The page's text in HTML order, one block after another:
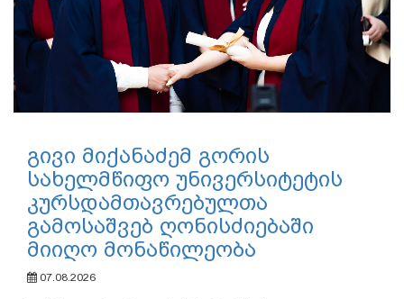
გივი მიქანაძემ გორის
სახელმწიფო უნივერსიტეტის
კურსდამთავრებულთა
გამოსაშვებ ღონისძიებაში
მიიღო მონაწილეობა
07.08.2026